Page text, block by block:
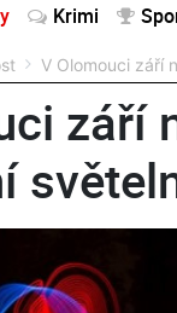
Krimi
V Olomouci září
září